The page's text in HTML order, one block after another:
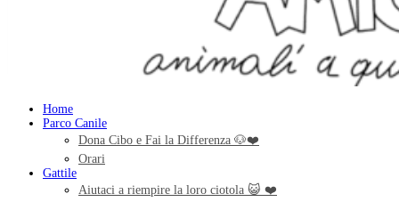
Home
Parco Canile
Dona Cibo e Fai la Differenza 🐶❤️
Orari
Gattile
Aiutaci a riempire la loro ciotola 😺 ❤️